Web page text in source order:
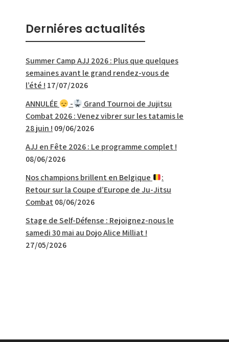
Derniéres actualités
Summer Camp AJJ 2026 : Plus que quelques
semaines avant le grand rendez-vous de
l’été ! 17/07/2026
ANNULÉE
-
Grand Tournoi de Jujitsu
Combat 2026 : Venez vibrer sur les tatamis le
28 juin ! 09/06/2026
AJJ en Fête 2026 : Le programme complet !
08/06/2026
Nos champions brillent en Belgique
:
Retour sur la Coupe d’Europe de Ju-Jitsu
Combat 08/06/2026
Stage de Self-Défense : Rejoignez-nous le
samedi 30 mai au Dojo Alice Milliat !
27/05/2026